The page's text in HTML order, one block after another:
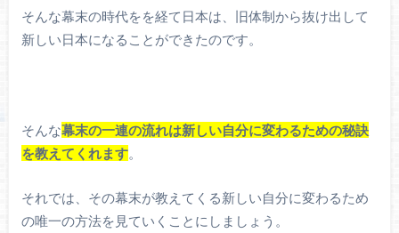
そんな幕末の時代をを経て日本は、旧体制から抜け出して
新しい日本になることができたのです。
そんな幕末の一連の流れは新しい自分に変わるための秘訣
を教えてくれます。
それでは、その幕末が教えてくる新しい自分に変わるため
の唯一の方法を見ていくことにしましょう。